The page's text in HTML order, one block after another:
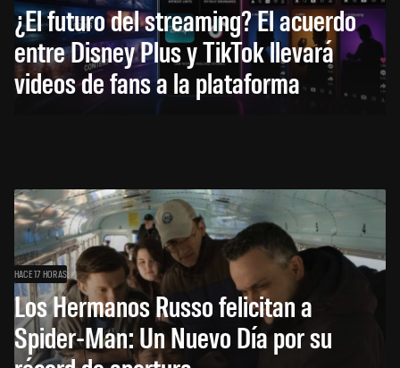
¿El futuro del streaming? El acuerdo
entre Disney Plus y TikTok llevará
videos de fans a la plataforma
HACE 17 HORAS
Los Hermanos Russo felicitan a
Spider-Man: Un Nuevo Día por su